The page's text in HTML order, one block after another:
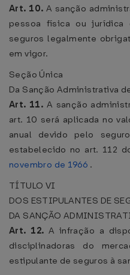
Art. 10. A sanção
pessoa física ou
seguros legalmente
em vigor.
Seção Única
Da Sanção Administrativa
Art. 11. A sanção
art. 10 será aplicada no
anual devido pelo
estabelecido no art. 112
novembro de 1966 .
TÍTULO VI
DOS ESTIPULANTES DE
DA SANÇÃO
Art. 12. A infração a
disciplinadoras do
estipulante de seguros à